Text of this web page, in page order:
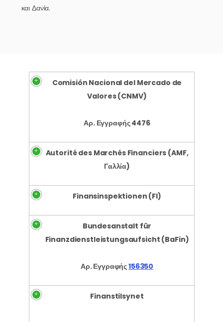
και Δανία.
Comisión Nacional del Mercado de
Valores (CNMV)
Αρ. Εγγραφής 4476
Autorité des Marchés Financiers (AMF,
Γαλλία)
Finansinspektionen (FI)
Bundesanstalt für
Finanzdienstleistungsaufsicht (BaFin)
Αρ. Εγγραφής156350
Finanstilsynet